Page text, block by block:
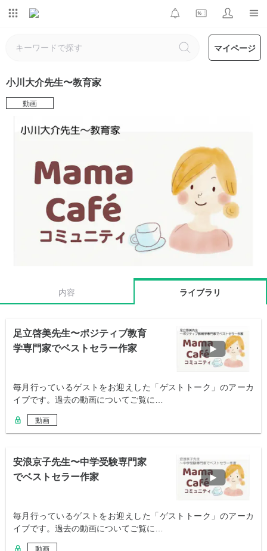
マイページ
小川大介先生〜教育家
動画
内容 ライブラリ
足立啓美先生〜ポジティブ教育
学専門家でベストセラー作家
毎月行っているゲストをお迎えした「ゲストトーク」のアーカ
イブです。過去の動画についてご覧に…
動画
安浪京子先生〜中学受験専門家
でベストセラー作家
毎月行っているゲストをお迎えした「ゲストトーク」のアーカ
イブです。過去の動画についてご覧に…
動画